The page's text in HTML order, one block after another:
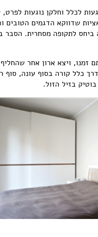
לכלל וחלקן נוגעות
שדווקא הדגמים הטובים
לתקופה מסחרית. הסבר
זמנו, ויצא ארון אחר
כלל קורה בסוף עונה, סוף
בזיל הזול.